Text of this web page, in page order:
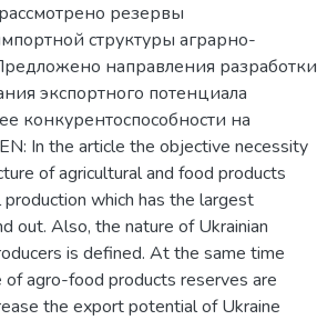
резервы
структуры аграрно-
направления разработки
экспортного потенциала
конкурентоспособности на
In the article the objective necessity
of agricultural and food products
which has the largest
out. Also, the nature of Ukrainian
is defined. At the same time
agro-food products reserves are
the export potential of Ukraine